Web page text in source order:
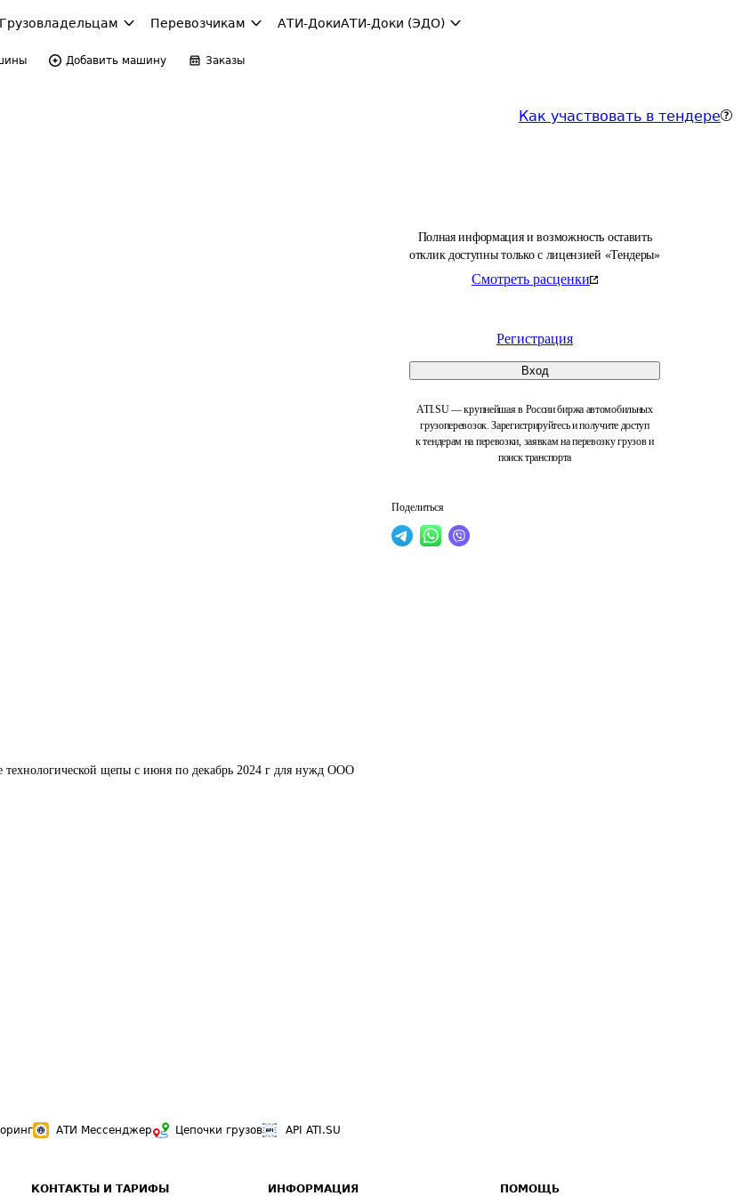
Грузовладельцам Перевозчикам АТИ-ДокиАТИ-Доки (ЭДО)
Добавить машину Заказы
Как участвовать в тендере
Полная информация и возможность оставить
отклик доступны только с лицензией «Тендеры»
Смотреть расценки
Регистрация
Вход
ATI.SU — крупнейшая в России биржа автомобильных
грузоперевозок. Зарегистрируйтесь и получите доступ
к тендерам на перевозки, заявкам на перевозку грузов и
поиск транспорта
Поделиться
технологической щепы с июня по декабрь 2024 г для нужд ООО
АТИ Мессенджер Цепочки грузов API ATI.SU
КОНТАКТЫ И ТАРИФЫ ИНФОРМАЦИЯ ПОМОЩЬ